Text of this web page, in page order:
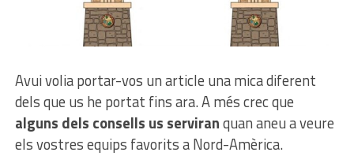
Avui volia portar-vos un article una mica diferent
dels que us he portat fins ara. A més crec que
alguns dels consells us serviranquan aneu a veure
els vostres equips favorits a Nord-Amèrica.